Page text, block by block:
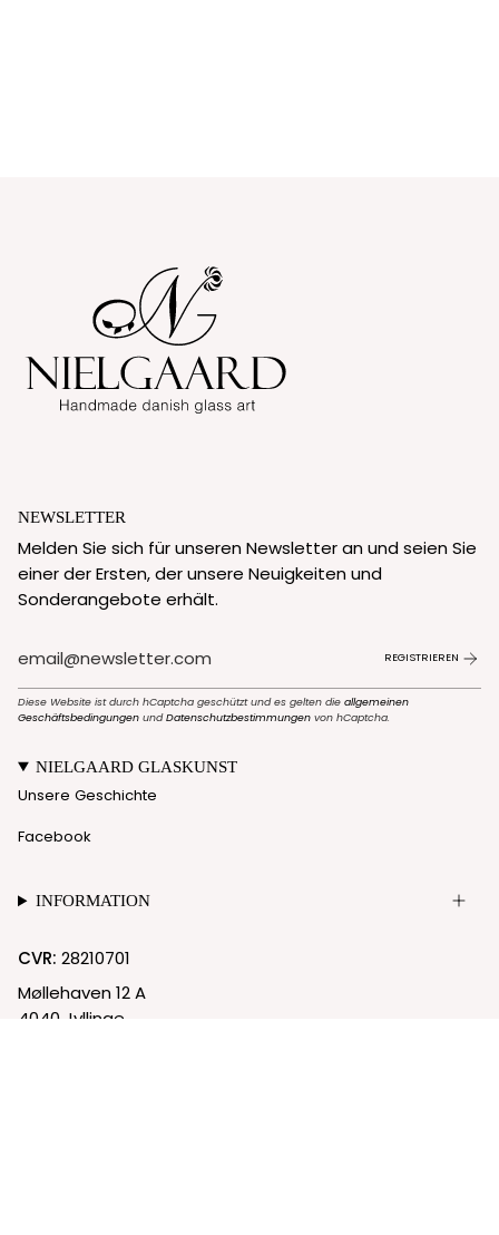
NEWSLETTER
Melden Sie sich für unseren Newsletter an und seien Sie
einer der Ersten, der unsere Neuigkeiten und
Sonderangebote erhält.
REGISTRIEREN
Diese Website ist durch hCaptcha geschützt und es gelten die allgemeinen
Geschäftsbedingungen undDatenschutzbestimmungen von hCaptcha.
NIELGAARD GLASKUNST
Unsere Geschichte
Facebook
INFORMATION
CVR: 28210701
Møllehaven 12 A
4040 Jyllinge